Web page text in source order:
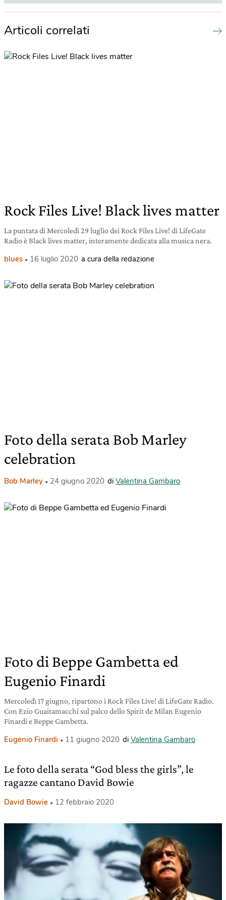
Articoli correlati
Rock Files Live! Black lives matter
La puntata di Mercoledì 29 luglio dei Rock Files Live! di LifeGate
Radio è Black lives matter, interamente dedicata alla musica nera.
blues 16 luglio 2020 a cura della redazione
Foto della serata Bob Marley
celebration
Bob Marley 24 giugno 2020 di Valentina Gambaro
Foto di Beppe Gambetta ed
Eugenio Finardi
Mercoledì 17 giugno, ripartono i Rock Files Live! di LifeGate Radio.
Con Ezio Guaitamacchi sul palco dello Spirit de Milan Eugenio
Finardi e Beppe Gambetta.
Eugenio Finardi 11 giugno 2020 di Valentina Gambaro
Le foto della serata “God bless the girls”, le
ragazze cantano David Bowie
David Bowie 12 febbraio 2020